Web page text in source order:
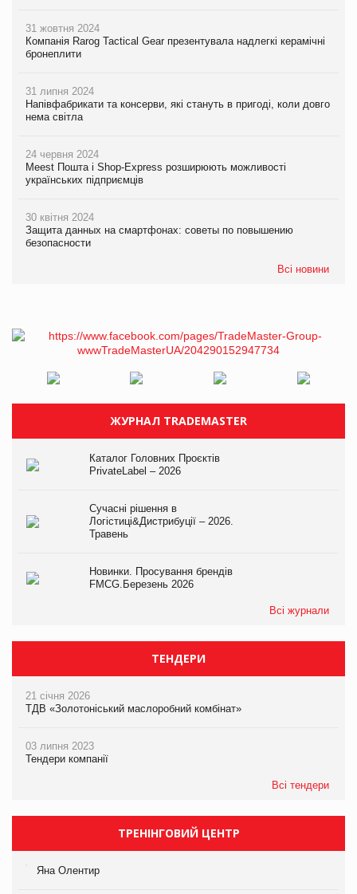
31 жовтня 2024
Компанія Rarog Tactical Gear презентувала надлегкі керамічні
бронеплити
31 липня 2024
Напівфабрикати та консерви, які стануть в пригоді, коли довго
нема світла
24 червня 2024
Meest Пошта і Shop-Express розширюють можливості
українських підприємців
30 квітня 2024
Защита данных на смартфонах: советы по повышению
безопасности
Всі новини
ЖУРНАЛ TRADEMASTER
Каталог Головних Проєктів
PrivateLabel – 2026
Сучасні рішення в
Логістиці&Дистрибуції – 2026.
Травень
Новинки. Просування брендів
FMCG.Березень 2026
Всі журнали
ТЕНДЕРИ
21 січня 2026
ТДВ «Золотоніський маслоробний комбінат»
03 липня 2023
Тендери компанії
Всі тендери
ТРЕНІНГОВИЙ ЦЕНТР
Яна Олентир